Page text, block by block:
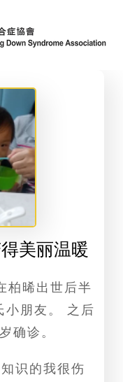
美丽温暖
柏晞出世后半
小朋友。 之后
确诊。
识的我很伤